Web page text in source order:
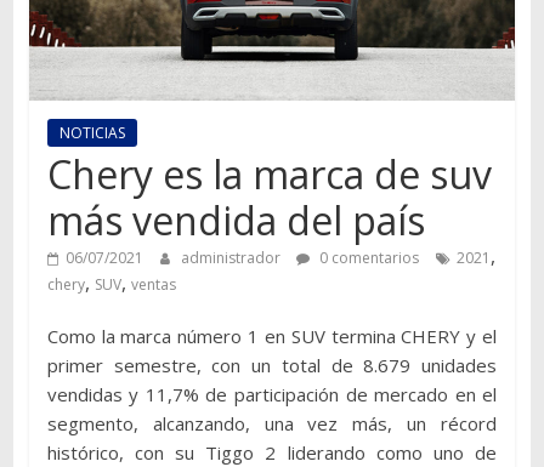
del
transporte
NOTICIAS
Chery es la marca de suv
más vendida del país
06/07/2021 administrador 0 comentarios 2021 ,
chery, SUV, ventas
Como la marca número 1 en SUV termina CHERY y el
primer semestre, con un total de 8.679 unidades
vendidas y 11,7% de participación de mercado en el
segmento, alcanzando, una vez más, un récord
histórico, con su Tiggo 2 liderando como uno de